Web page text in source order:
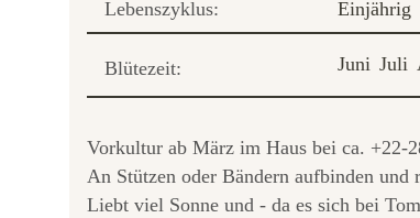
Lebenszyklus: Einjährig
Blütezeit: Juni Juli
Vorkultur ab März im Haus bei ca. +22-
An Stützen oder Bändern aufbinden und
Liebt viel Sonne und - da es sich bei